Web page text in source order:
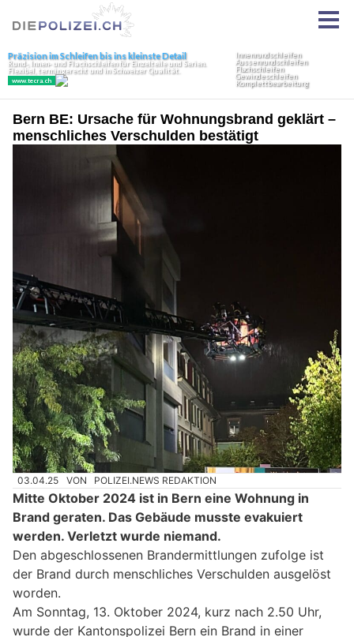
Bern BE: Ursache für Wohnungsbrand geklärt –
menschliches Verschulden bestätigt
03.04.25 VON POLIZEI.NEWS REDAKTION
Mitte Oktober 2024 ist in Bern eine Wohnung in
Brand geraten. Das Gebäude musste evakuiert
werden. Verletzt wurde niemand.
Den abgeschlossenen Brandermittlungen zufolge ist
der Brand durch menschliches Verschulden ausgelöst
worden.
Am Sonntag, 13. Oktober 2024, kurz nach 2.50 Uhr,
wurde der Kantonspolizei Bern ein Brand in einer